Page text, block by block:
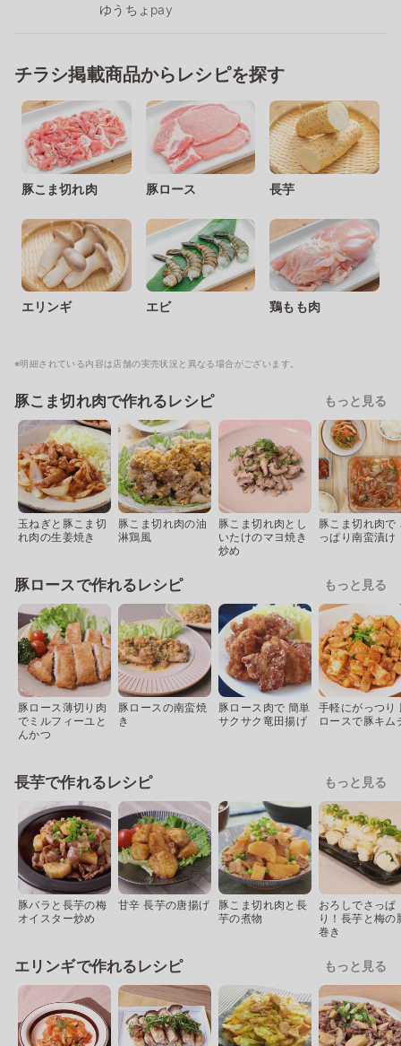
ゆうちょpay
チラシ掲載商品からレシピを探す
豚こま切れ肉 豚ロース 長芋
エリンギ エビ 鶏もも肉
※明細されている内容は店舗の実売状況と異なる場合がございます。
豚こま切れ肉で作れるレシピ もっと見る
玉ねぎと豚こま切
れ肉の生姜焼き
豚こま切れ肉の油
淋鶏風
豚こま切れ肉とし
いたけのマヨ焼き
炒め
豚こま切れ肉で
っぱり南蛮漬け
豚ロースで作れるレシピ もっと見る
豚ロース薄切り肉
でミルフィーユと
んかつ
豚ロースの南蛮焼
き
豚ロース肉で 簡単
サクサク竜田揚げ
手軽にがっつり
ロースで豚キム
長芋で作れるレシピ もっと見る
豚バラと長芋の梅
オイスター炒め
甘辛 長芋の唐揚げ
豚こま切れ肉と長
芋の煮物
おろしでさっぱ
り！長芋と梅の
巻き
エリンギで作れるレシピ もっと見る